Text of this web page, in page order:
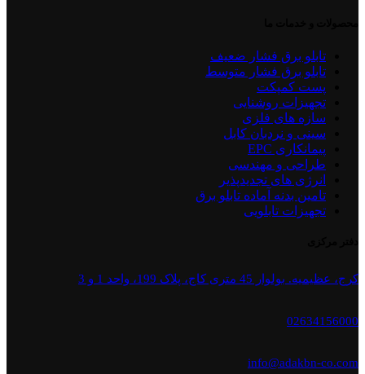
تابلو برق فشار ضعیف
تابلو برق فشار متوسط
پست کمپکت
تجهیزات روشنایی
سازه های فلزی
سینی و نردبان کابل
پیمانکاری EPC
طراحی و مهندسی
انرژی های تجدیدپذیر
تامین بدنه آماده تابلو برق
تجهیزات تابلویی
کرج، عظیمیه. بولوار 45 متری کاج، پلاک 199، واحد 1 و 3
02634156000
info@adakbn-co.com